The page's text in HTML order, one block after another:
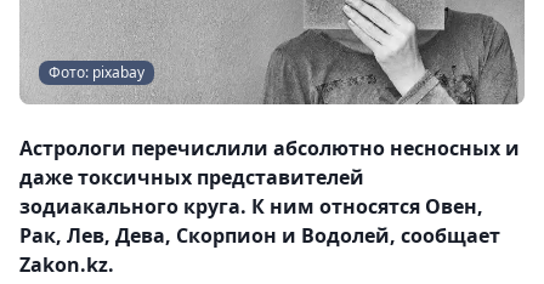
Фото: pixabay
Астрологи перечислили абсолютно несносных и
даже токсичных представителей
зодиакального круга. К ним относятся Овен,
Рак, Лев, Дева, Скорпион и Водолей, сообщает
Zakon.kz.